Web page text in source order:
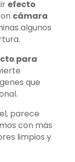
efecto
cámara
algunos
para
que
parece
con más
limpios y